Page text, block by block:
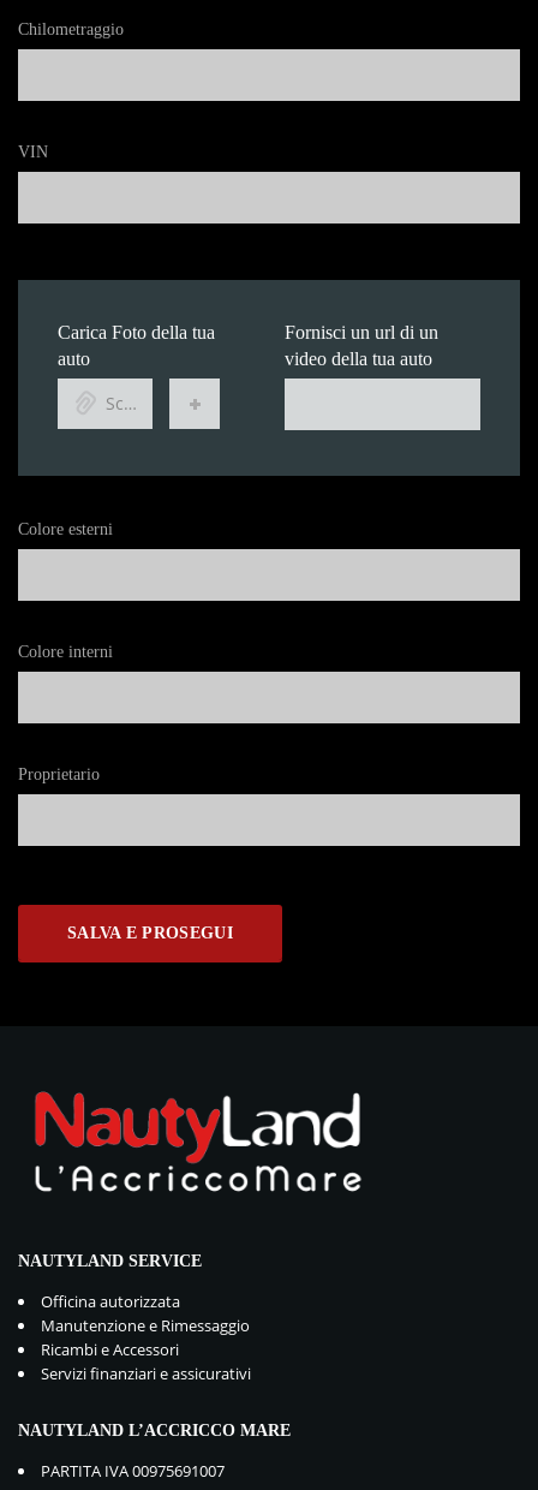
Chilometraggio
VIN
Carica Foto della tua
auto
Scegli file...
Fornisci un url di un
video della tua auto
Colore esterni
Colore interni
Proprietario
SALVA E PROSEGUI
NAUTYLAND SERVICE
Officina autorizzata
Manutenzione e Rimessaggio
Ricambi e Accessori
Servizi finanziari e assicurativi
NAUTYLAND L’ACCRICCO MARE
PARTITA IVA 00975691007